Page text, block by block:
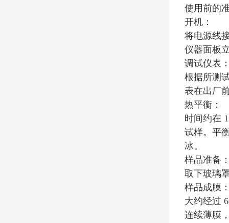
使用前的
开机：
将电源线
仪器面板
调试仪表
根据所测
表在出厂
热平衡：
时间约在
试样。平
冰。
样品准备
取下玻璃
样品成膜
大约经过
连续薄膜